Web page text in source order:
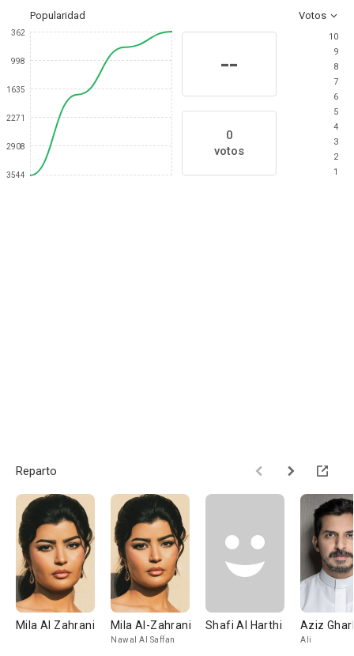
Popularidad Votos
362
998
1635
2271
2908
3544
--
0
votos
10
9
8
7
6
5
4
3
2
1
Reparto
Mila Al Zahrani Mila Al-Zahrani
Nawal Al Saffan
Shafi Al Harthi Aziz
Ali